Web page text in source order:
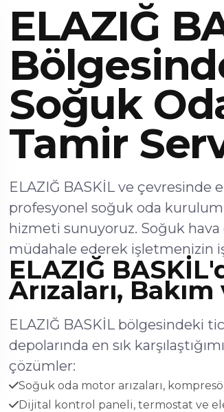
ELAZIĞ
Soğuk
Tamir
ELAZIĞ BASKİL ve çevresinde
profesyonel soğuk oda
hizmeti sunuyoruz. Soğuk hava
müdahale ederek işletmenizin
ELAZIĞ
Arızaları,
ELAZIĞ BASKİL bölgesindeki
depolarında en sık
çözümler:
Soğuk oda motor arızaları,
Dijital kontrol paneli, termostat ve